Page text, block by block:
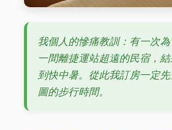
我個人的慘痛教訓：有一次
一間離捷運站超遠的民宿，
到快中暑。從此我訂房一定
圖的步行時間。